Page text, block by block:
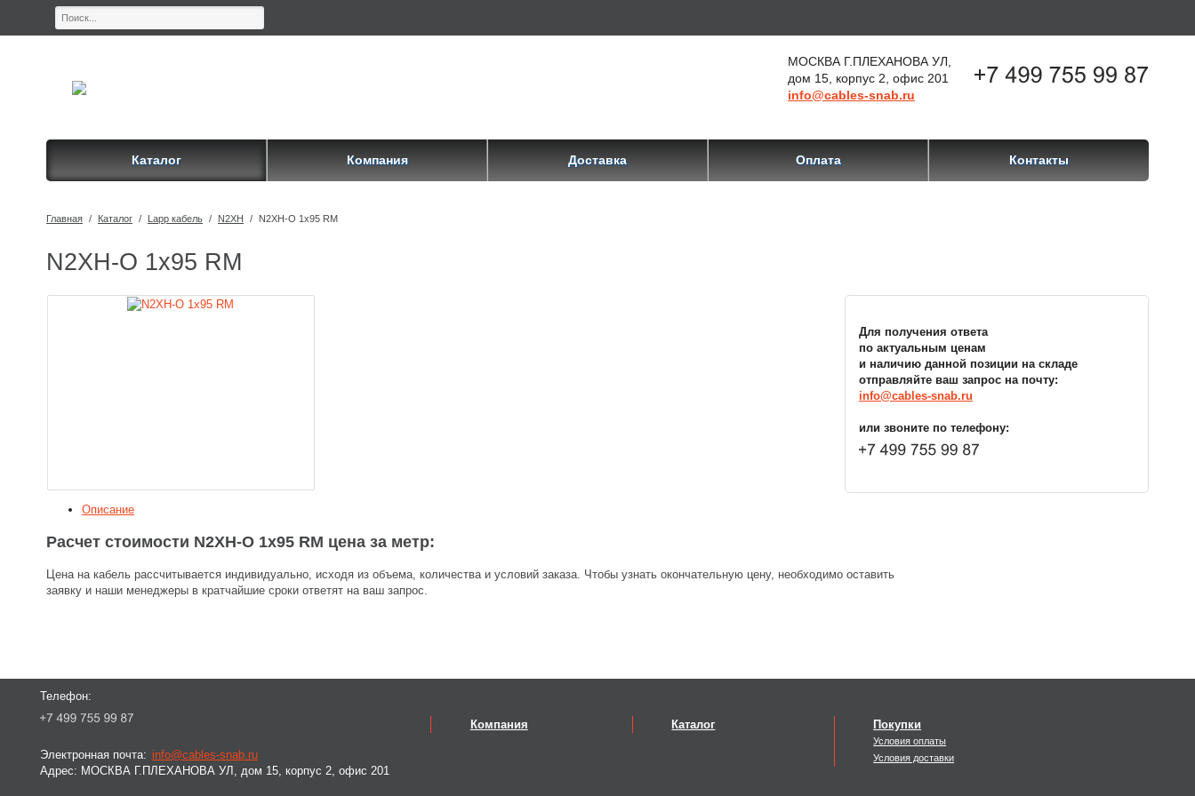
МОСКВА Г.ПЛЕХАНОВА УЛ,
дом 15, корпус 2, офис 201
info@cables-snab.ru
Каталог Компания Доставка Оплата Контакты
Главная / Каталог / Lapp кабель / N2XH / N2XH-O 1x95 RM
N2XH-O 1x95 RM
Для получения ответа
по актуальным ценам
и наличию данной позиции на складе
отправляйте ваш запрос на почту:
info@cables-snab.ru
или звоните по телефону:
Описание
Расчет стоимости N2XH-O 1x95 RM цена за метр:
Цена на кабель рассчитывается индивидуально, исходя из объема, количества и условий заказа. Чтобы узнать окончательную цену, необходимо оставить
заявку и наши менеджеры в кратчайшие сроки ответят на ваш запрос.
Телефон:
Электронная почта: info@cables-snab.ru
Адрес: МОСКВА Г.ПЛЕХАНОВА УЛ, дом 15, корпус 2, офис 201
Компания Каталог Покупки
Условия оплаты
Условия доставки